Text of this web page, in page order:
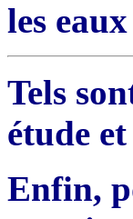
les
Tels
étude
Enfin,